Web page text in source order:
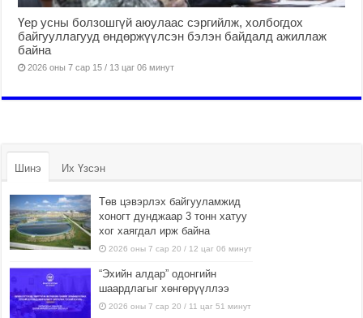
Үер усны болзошгүй аюулаас сэргийлж, холбогдох
байгууллагууд өндөржүүлсэн бэлэн байдалд ажиллаж
байна
2026 оны 7 сар 15 / 13 цаг 06 минут
Шинэ Их Үзсэн
Төв цэвэрлэх байгууламжид
хоногт дунджаар 3 тонн хатуу
хог хаягдал ирж байна
2026 оны 7 сар 20 / 12 цаг 06 минут
“Эхийн алдар” одонгийн
шаардлагыг хөнгөрүүллээ
2026 оны 7 сар 20 / 11 цаг 51 минут